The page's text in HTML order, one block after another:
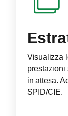
Visualizza
prestazioni
in attesa.
SPID/CIE.